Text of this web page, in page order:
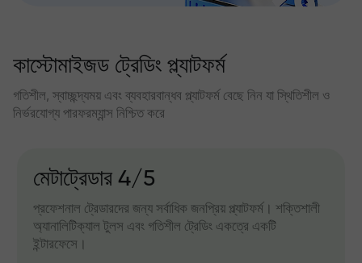
কাস্টোমাইজড ট্রেডিং প্ল্যাটফর্ম
গতিশীল, স্বাচ্ছন্দ্যময় এবং ব্যবহারবান্ধব প্ল্যাটফর্ম বেছে নিন যা স্থিতিশীল ও
নির্ভরযোগ্য পারফরম্যান্স নিশ্চিত করে
মেটাট্রেডার 4/5
প্রফেশনাল ট্রেডারদের জন্য সর্বাধিক জনপ্রিয় প্ল্যাটফর্ম। শক্তিশালী
অ্যানালিটিক্যাল টুলস এবং গতিশীল ট্রেডিং একত্রে একটি
ইন্টারফেসে।